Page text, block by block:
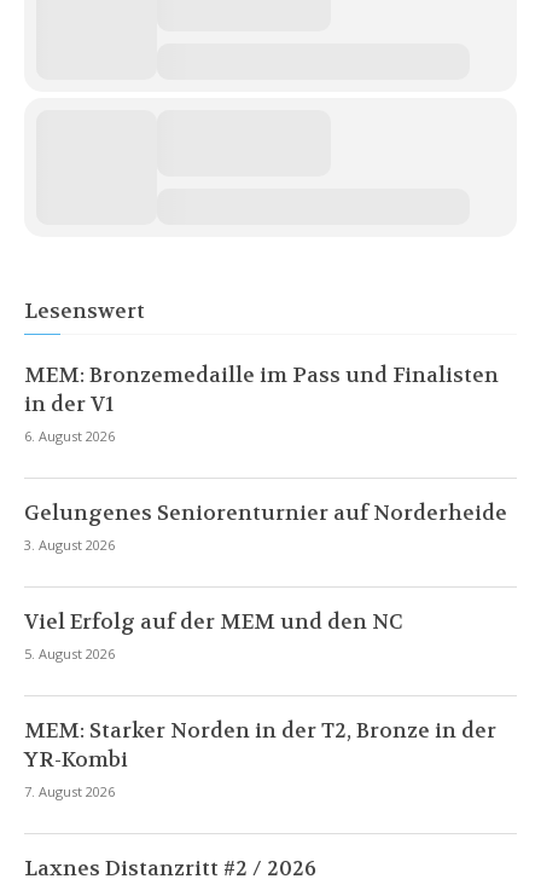
Lesenswert
MEM: Bronzemedaille im Pass und Finalisten
in der V1
6. August 2026
Gelungenes Seniorenturnier auf Norderheide
3. August 2026
Viel Erfolg auf der MEM und den NC
5. August 2026
MEM: Starker Norden in der T2, Bronze in der
YR-Kombi
7. August 2026
Laxnes Distanzritt #2 / 2026